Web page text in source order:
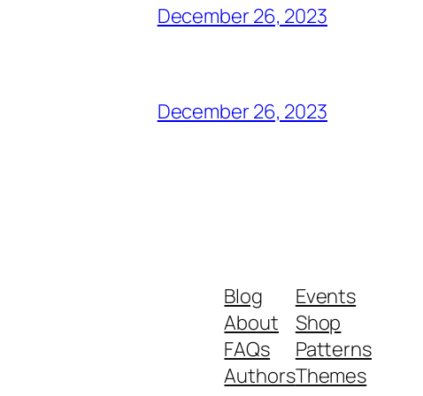
December 26, 2023
December 26, 2023
Blog
About
FAQs
Authors
Events
Shop
Patterns
Themes